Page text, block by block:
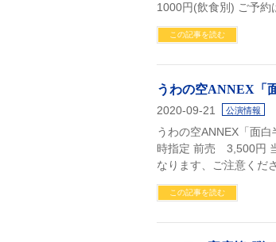
1000円(飲食別) ご予約
この記事を読む
うわの空ANNEX「
2020-09-21 公演情報
うわの空ANNEX「面
時指定 前売 3,500円
なります、ご注意くだ
この記事を読む